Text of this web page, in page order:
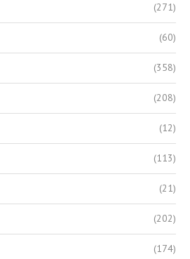
(271)
(60)
(358)
(208)
(12)
(113)
(21)
(202)
(174)